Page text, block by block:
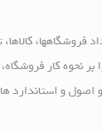
فروشگاهها،
نحوه کار
اصول و استاندارد